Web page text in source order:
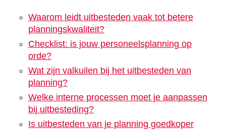
Waarom leidt uitbesteden vaak tot betere
planningskwaliteit?
Checklist: is jouw personeelsplanning op
orde?
Wat zijn valkuilen bij het uitbesteden van
planning?
Welke interne processen moet je aanpassen
bij uitbesteding?
Is uitbesteden van je planning goedkoper